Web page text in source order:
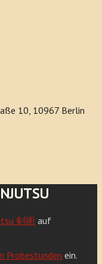
10, 10967 Berlin
剣術 auf
Probestunden ein.